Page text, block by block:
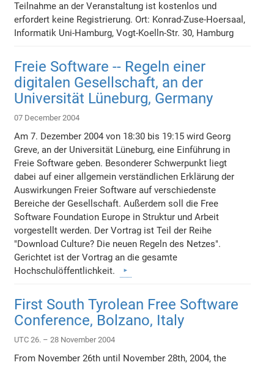
Teilnahme an der Veranstaltung ist kostenlos und
erfordert keine Registrierung. Ort: Konrad-Zuse-Hoersaal,
Informatik Uni-Hamburg, Vogt-Koelln-Str. 30, Hamburg
Freie Software -- Regeln einer
digitalen Gesellschaft, an der
Universität Lüneburg, Germany
07 December 2004
Am 7. Dezember 2004 von 18:30 bis 19:15 wird Georg
Greve, an der Universität Lüneburg, eine Einführung in
Freie Software geben. Besonderer Schwerpunkt liegt
dabei auf einer allgemein verständlichen Erklärung der
Auswirkungen Freier Software auf verschiedenste
Bereiche der Gesellschaft. Außerdem soll die Free
Software Foundation Europe in Struktur und Arbeit
vorgestellt werden. Der Vortrag ist Teil der Reihe
"Download Culture? Die neuen Regeln des Netzes".
Gerichtet ist der Vortrag an die gesamte
Hochschulöffentlichkeit.
First South Tyrolean Free Software
Conference, Bolzano, Italy
UTC 26. – 28 November 2004
From November 26th until November 28th, 2004, the